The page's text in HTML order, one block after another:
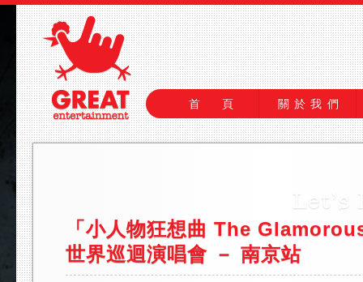
首 頁 關於我們
「小人物狂想曲 The
世界巡迴演唱會 － 南京站